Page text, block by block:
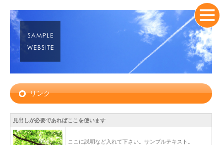
リンク
見出しが必要であればここを使います
ここに説明など入れて下さい。サンプルテキスト。